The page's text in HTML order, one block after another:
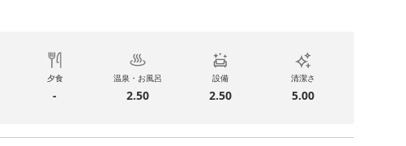
夕食
-
温泉・お風呂
2.50
設備
2.50
清潔さ
5.00